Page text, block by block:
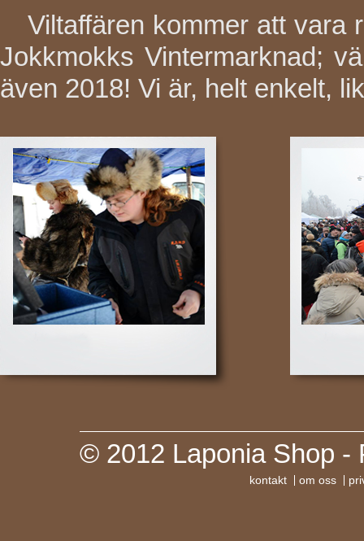
Viltaffären kommer att vara
Jokkmokks Vintermarknad;
även 2018! Vi är, helt enkelt,
© 2012 Laponia Shop -
kontakt om oss